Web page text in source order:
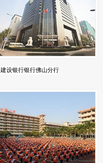
建设银行银行佛山分行